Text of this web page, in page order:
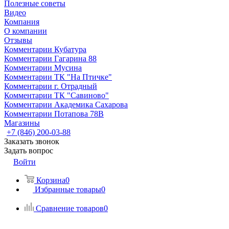
Полезные советы
Видео
Компания
О компании
Отзывы
Комментарии Кубатура
Комментарии Гагарина 88
Комментарии Мусина
Комментарии ТК "На Птичке"
Комментарии г. Отрадный
Комментарии ТК "Савиново"
Комментарии Академика Сахарова
Комментарии Потапова 78В
Магазины
+7 (846) 200-03-88
Заказать звонок
Задать вопрос
Войти
Корзина0
Избранные товары0
Сравнение товаров0